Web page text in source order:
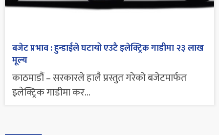
बजेट प्रभाव : हुन्डाईले घटायो एउटै इलेक्ट्रिक गाडीमा २३ लाख
मूल्य
काठमाडौं – सरकारले हालै प्रस्तुत गरेको बजेटमार्फत
इलेक्ट्रिक गाडीमा कर...